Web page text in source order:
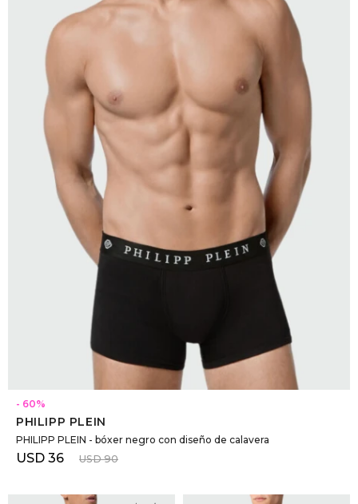
SELECCIONAR TALLE
60
PHILIPP PLEIN
PHILIPP PLEIN - bóxer negro con diseño de calavera
USD 36 USD 90